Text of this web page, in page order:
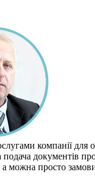
компанії для
подача документів
можна просто